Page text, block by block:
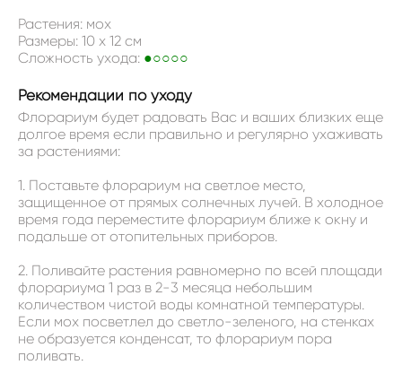
Растения: мох
Размеры: 10 x 12 см
Сложность ухода: ●○○○○
Рекомендации по уходу
Флорариум будет радовать Вас и ваших близких еще
долгое время если правильно и регулярно ухаживать
за растениями:
1. Поставьте флорариум на светлое место,
защищенное от прямых солнечных лучей. В холодное
время года переместите флорариум ближе к окну и
подальше от отопительных приборов.
2. Поливайте растения равномерно по всей площади
флорариума 1 раз в 2-3 месяца небольшим
количеством чистой воды комнатной температуры.
Если мох посветлел до светло-зеленого, на стенках
не образуется конденсат, то флорариум пора
поливать.